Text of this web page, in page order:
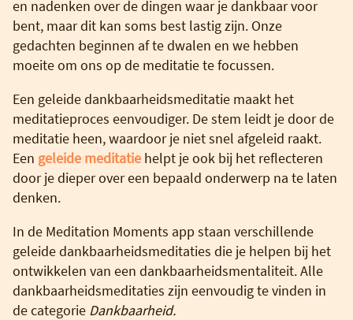
en nadenken over de dingen waar je dankbaar voor
bent, maar dit kan soms best lastig zijn. Onze
gedachten beginnen af te dwalen en we hebben
moeite om ons op de meditatie te focussen.
Een geleide dankbaarheidsmeditatie maakt het
meditatieproces eenvoudiger. De stem leidt je door de
meditatie heen, waardoor je niet snel afgeleid raakt.
Een geleide meditatie helpt je ook bij het reflecteren
door je dieper over een bepaald onderwerp na te laten
denken.
In de Meditation Moments app staan verschillende
geleide dankbaarheidsmeditaties die je helpen bij het
ontwikkelen van een dankbaarheidsmentaliteit. Alle
dankbaarheidsmeditaties zijn eenvoudig te vinden in
de categorie Dankbaarheid.